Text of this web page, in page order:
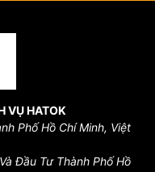
VỤ HATOK
Phố Hồ Chí Minh, Việt
Đầu Tư Thành Phố Hồ